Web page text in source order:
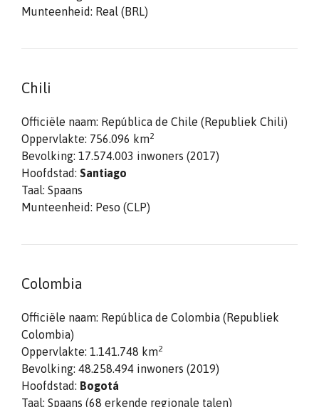
Munteenheid: Real (BRL)
Chili
Officiële naam: República de Chile (Republiek Chili)
Oppervlakte: 756.096 km2
Bevolking: 17.574.003 inwoners (2017)
Hoofdstad: Santiago
Taal: Spaans
Munteenheid: Peso (CLP)
Colombia
Officiële naam: República de Colombia (Republiek
Colombia)
Oppervlakte: 1.141.748 km2
Bevolking: 48.258.494 inwoners (2019)
Hoofdstad: Bogotá
Taal: Spaans (68 erkende regionale talen)